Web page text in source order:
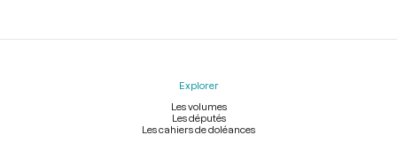
Explorer
Les volumes
Les députés
Les cahiers de doléances